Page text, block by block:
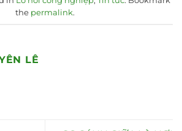
the permalink.
LÊ